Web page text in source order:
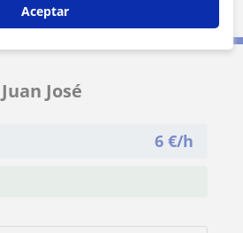
Leaflet
José
6 €/h
Aceptar